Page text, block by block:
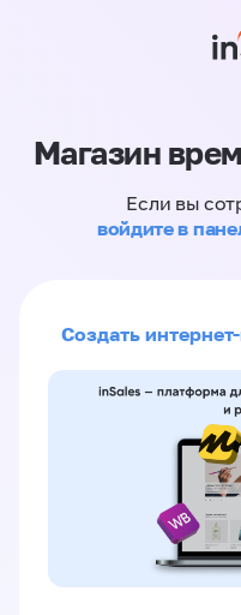
Магазин
Если вы
войдите в
Создать